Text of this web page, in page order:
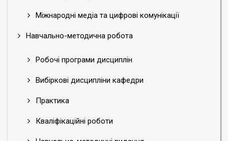
Міжнародні медіа та цифрові комунікації
Навчально-методична робота
Робочі програми дисциплін
Вибіркові дисципліни кафедри
Практика
Кваліфікаційні роботи